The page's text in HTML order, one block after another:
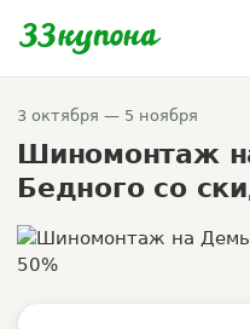
3 октября — 5 ноября
Шиномонтаж
Бедного со